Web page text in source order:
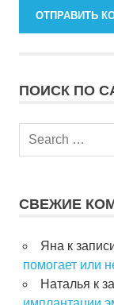
ПОИСК ПО
СВЕЖИЕ
Яна к
помогает или
Наталья к